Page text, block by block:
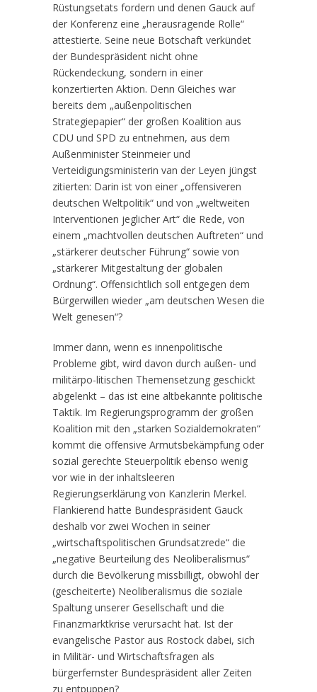
Rüstungsetats fordern und denen Gauck auf
der Konferenz eine „herausragende Rolle“
attestierte. Seine neue Botschaft verkündet
der Bundespräsident nicht ohne
Rückendeckung, sondern in einer
konzertierten Aktion. Denn Gleiches war
bereits dem „außenpolitischen
Strategiepapier“ der großen Koalition aus
CDU und SPD zu entnehmen, aus dem
Außenminister Steinmeier und
Verteidigungsministerin van der Leyen jüngst
zitierten: Darin ist von einer „offensiveren
deutschen Weltpolitik“ und von „weltweiten
Interventionen jeglicher Art“ die Rede, von
einem „machtvollen deutschen Auftreten“ und
„stärkerer deutscher Führung“ sowie von
„stärkerer Mitgestaltung der globalen
Ordnung“. Offensichtlich soll entgegen dem
Bürgerwillen wieder „am deutschen Wesen die
Welt genesen“?
Immer dann, wenn es innenpolitische
Probleme gibt, wird davon durch außen- und
militärpo-litischen Themensetzung geschickt
abgelenkt – das ist eine altbekannte politische
Taktik. Im Regierungsprogramm der großen
Koalition mit den „starken Sozialdemokraten“
kommt die offensive Armutsbekämpfung oder
sozial gerechte Steuerpolitik ebenso wenig
vor wie in der inhaltsleeren
Regierungserklärung von Kanzlerin Merkel.
Flankierend hatte Bundespräsident Gauck
deshalb vor zwei Wochen in seiner
„wirtschaftspolitischen Grundsatzrede“ die
„negative Beurteilung des Neoliberalismus“
durch die Bevölkerung missbilligt, obwohl der
(gescheiterte) Neoliberalismus die soziale
Spaltung unserer Gesellschaft und die
Finanzmarktkrise verursacht hat. Ist der
evangelische Pastor aus Rostock dabei, sich
in Militär- und Wirtschaftsfragen als
bürgerfernster Bundespräsident aller Zeiten
zu entpuppen?